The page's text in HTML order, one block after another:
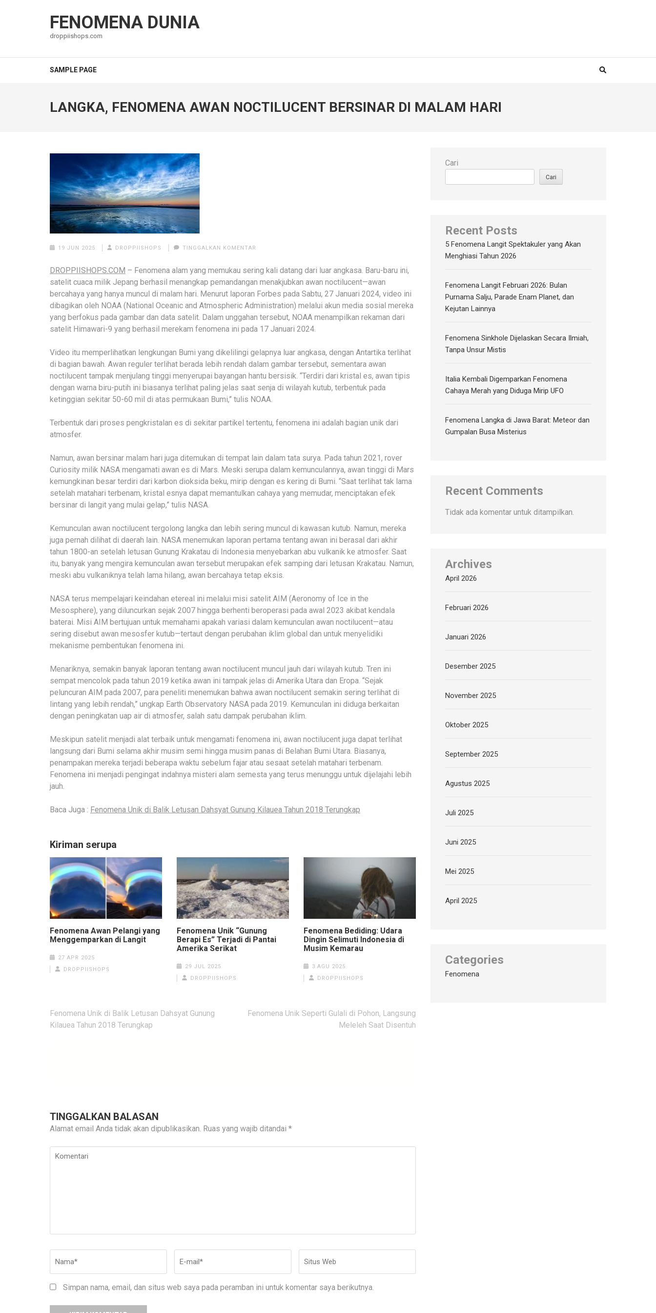
FENOMENA DUNIA
droppiishops.com
SAMPLE PAGE
LANGKA, FENOMENA AWAN NOCTILUCENT BERSINAR DI MALAM HARI
19 JUN 2025 DROPPIISHOPS TINGGALKAN KOMENTAR
DROPPIISHOPS.COM – Fenomena alam yang memukau sering kali datang dari luar angkasa. Baru-baru ini,
satelit cuaca milik Jepang berhasil menangkap pemandangan menakjubkan awan noctilucent—awan
bercahaya yang hanya muncul di malam hari. Menurut laporan Forbes pada Sabtu, 27 Januari 2024, video ini
dibagikan oleh NOAA (National Oceanic and Atmospheric Administration) melalui akun media sosial mereka
yang berfokus pada gambar dan data satelit. Dalam unggahan tersebut, NOAA menampilkan rekaman dari
satelit Himawari-9 yang berhasil merekam fenomena ini pada 17 Januari 2024.
Video itu memperlihatkan lengkungan Bumi yang dikelilingi gelapnya luar angkasa, dengan Antartika terlihat
di bagian bawah. Awan reguler terlihat berada lebih rendah dalam gambar tersebut, sementara awan
noctilucent tampak menjulang tinggi menyerupai bayangan hantu bersisik. “Terdiri dari kristal es, awan tipis
dengan warna biru-putih ini biasanya terlihat paling jelas saat senja di wilayah kutub, terbentuk pada
ketinggian sekitar 50-60 mil di atas permukaan Bumi,” tulis NOAA.
Terbentuk dari proses pengkristalan es di sekitar partikel tertentu, fenomena ini adalah bagian unik dari
atmosfer.
Namun, awan bersinar malam hari juga ditemukan di tempat lain dalam tata surya. Pada tahun 2021, rover
Curiosity milik NASA mengamati awan es di Mars. Meski serupa dalam kemunculannya, awan tinggi di Mars
kemungkinan besar terdiri dari karbon dioksida beku, mirip dengan es kering di Bumi. “Saat terlihat tak lama
setelah matahari terbenam, kristal esnya dapat memantulkan cahaya yang memudar, menciptakan efek
bersinar di langit yang mulai gelap,” tulis NASA.
Kemunculan awan noctilucent tergolong langka dan lebih sering muncul di kawasan kutub. Namun, mereka
juga pernah dilihat di daerah lain. NASA menemukan laporan pertama tentang awan ini berasal dari akhir
tahun 1800-an setelah letusan Gunung Krakatau di Indonesia menyebarkan abu vulkanik ke atmosfer. Saat
itu, banyak yang mengira kemunculan awan tersebut merupakan efek samping dari letusan Krakatau. Namun,
meski abu vulkaniknya telah lama hilang, awan bercahaya tetap eksis.
NASA terus mempelajari keindahan etereal ini melalui misi satelit AIM (Aeronomy of Ice in the
Mesosphere), yang diluncurkan sejak 2007 hingga berhenti beroperasi pada awal 2023 akibat kendala
baterai. Misi AIM bertujuan untuk memahami apakah variasi dalam kemunculan awan noctilucent—atau
sering disebut awan mesosfer kutub—tertaut dengan perubahan iklim global dan untuk menyelidiki
mekanisme pembentukan fenomena ini.
Menariknya, semakin banyak laporan tentang awan noctilucent muncul jauh dari wilayah kutub. Tren ini
sempat mencolok pada tahun 2019 ketika awan ini tampak jelas di Amerika Utara dan Eropa. “Sejak
peluncuran AIM pada 2007, para peneliti menemukan bahwa awan noctilucent semakin sering terlihat di
lintang yang lebih rendah,” ungkap Earth Observatory NASA pada 2019. Kemunculan ini diduga berkaitan
dengan peningkatan uap air di atmosfer, salah satu dampak perubahan iklim.
Meskipun satelit menjadi alat terbaik untuk mengamati fenomena ini, awan noctilucent juga dapat terlihat
langsung dari Bumi selama akhir musim semi hingga musim panas di Belahan Bumi Utara. Biasanya,
penampakan mereka terjadi beberapa waktu sebelum fajar atau sesaat setelah matahari terbenam.
Fenomena ini menjadi pengingat indahnya misteri alam semesta yang terus menunggu untuk dijelajahi lebih
jauh.
Baca Juga : Fenomena Unik di Balik Letusan Dahsyat Gunung Kilauea Tahun 2018 Terungkap
Kiriman serupa
Fenomena Awan Pelangi yang
Menggemparkan di Langit
27 APR 2025
DROPPIISHOPS
Fenomena Unik “Gunung
Berapi Es” Terjadi di Pantai
Amerika Serikat
29 JUL 2025
DROPPIISHOPS
Fenomena Bediding: Udara
Dingin Selimuti Indonesia di
Musim Kemarau
3 AGU 2025
DROPPIISHOPS
Navigasi
pos
Fenomena Unik di Balik Letusan Dahsyat Gunung
Kilauea Tahun 2018 Terungkap
Fenomena Unik Seperti Gulali di Pohon, Langsung
Meleleh Saat Disentuh
TINGGALKAN BALASAN
Alamat email Anda tidak akan dipublikasikan. Ruas yang wajib ditandai *
Komentari
mail*
Web
Simpan nama, email, dan situs web saya pada peramban ini untuk komentar saya berikutnya.
Cari
Cari
Recent Posts
5 Fenomena Langit Spektakuler yang Akan
Menghiasi Tahun 2026
Fenomena Langit Februari 2026: Bulan
Purnama Salju, Parade Enam Planet, dan
Kejutan Lainnya
Fenomena Sinkhole Dijelaskan Secara Ilmiah,
Tanpa Unsur Mistis
Italia Kembali Digemparkan Fenomena
Cahaya Merah yang Diduga Mirip UFO
Fenomena Langka di Jawa Barat: Meteor dan
Gumpalan Busa Misterius
Recent Comments
Tidak ada komentar untuk ditampilkan.
Archives
April 2026
Februari 2026
Januari 2026
Desember 2025
November 2025
Oktober 2025
September 2025
Agustus 2025
Juli 2025
Juni 2025
Mei 2025
April 2025
Categories
Fenomena